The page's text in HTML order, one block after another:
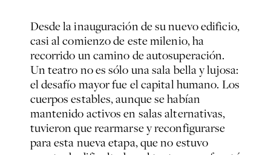
Desde la inauguración de su nuevo edificio,
casi al comienzo de este milenio, ha
recorrido un camino de autosuperación.
Un teatro no es sólo una sala bella y lujosa:
el desafío mayor fue el capital humano. Los
cuerpos estables, aunque se habían
mantenido activos en salas alternativas,
tuvieron que rearmarse y reconfigurarse
para esta nueva etapa, que no estuvo